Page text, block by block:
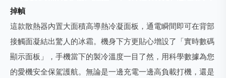
掉幀
這款散熱器內置大面積高導熱冷凝面板，通電瞬間即可在背部
接觸面凝結出驚人的冰霜。機身下方更貼心增設了「實時數碼
顯示面板」，手機當下的製冷溫度一目了然，用科學數據為您
的愛機安全保駕護航。無論是一邊充電一邊高負載打機，還是